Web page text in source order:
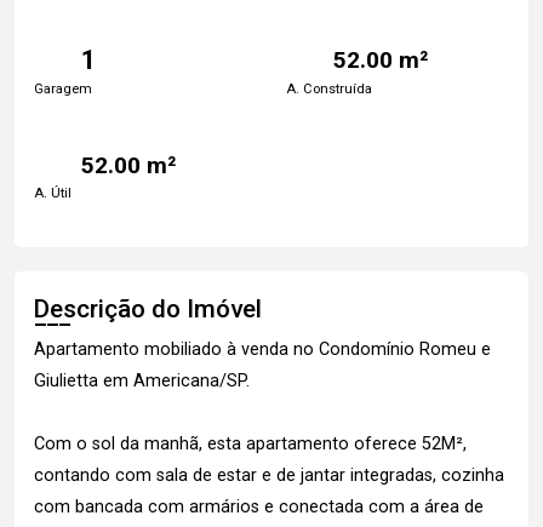
1
Garagem
52.00 m²
A. Construída
52.00 m²
A. Útil
Descrição do Imóvel
Apartamento mobiliado à venda no Condomínio Romeu e
Giulietta em Americana/SP.
Com o sol da manhã, esta apartamento oferece 52M²,
contando com sala de estar e de jantar integradas, cozinha
com bancada com armários e conectada com a área de